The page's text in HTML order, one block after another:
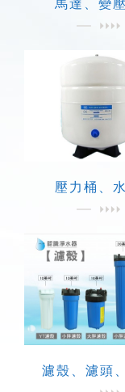
馬達、變
壓力桶、
濾殼、濾頭